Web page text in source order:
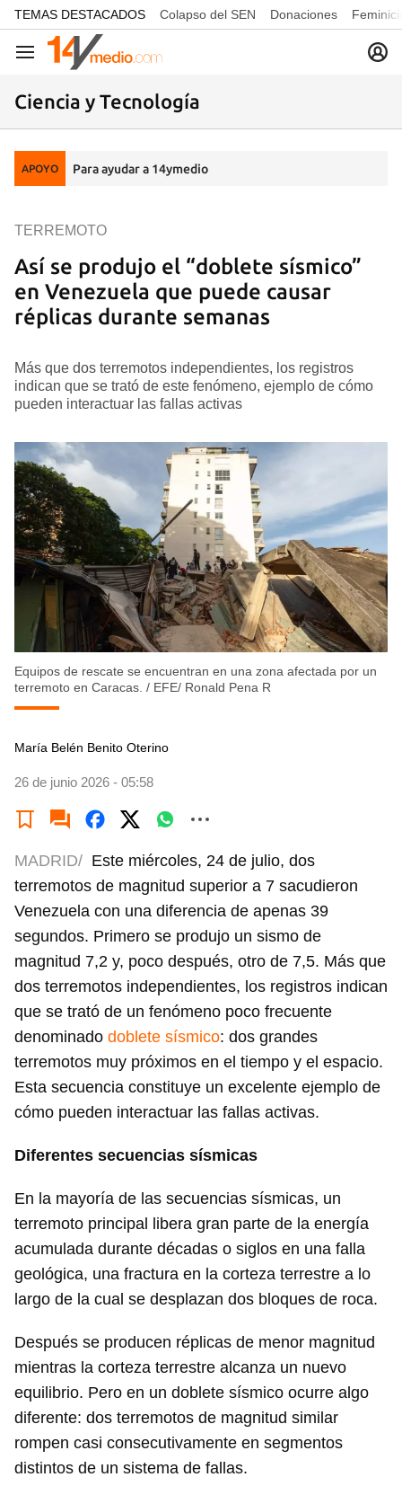
common.go-to-content
TEMAS DESTACADOS Colapso del SEN Donaciones
Navegación
Ciencia y Tecnología
APOYO Para ayudar a 14ymedio
Así se produjo el “doblete sísmico”
en Venezuela que puede causar
réplicas durante semanas
TERREMOTO
Más que dos terremotos independientes, los registros
indican que se trató de este fenómeno, ejemplo de cómo
pueden interactuar las fallas activas
Equipos de rescate se encuentran en una zona afectada por un
terremoto en Caracas. / EFE/ Ronald Pena R
María Belén Benito Oterino
26 de junio 2026 - 05:58
MADRID/ Este miércoles, 24 de julio, dos
terremotos de magnitud superior a 7 sacudieron
Venezuela con una diferencia de apenas 39
segundos. Primero se produjo un sismo de
magnitud 7,2 y, poco después, otro de 7,5. Más que
dos terremotos independientes, los registros indican
que se trató de un fenómeno poco frecuente
denominado doblete sísmico: dos grandes
terremotos muy próximos en el tiempo y el espacio.
Esta secuencia constituye un excelente ejemplo de
cómo pueden interactuar las fallas activas.
Diferentes secuencias sísmicas
En la mayoría de las secuencias sísmicas, un
terremoto principal libera gran parte de la energía
acumulada durante décadas o siglos en una falla
geológica, una fractura en la corteza terrestre a lo
largo de la cual se desplazan dos bloques de roca.
Después se producen réplicas de menor magnitud
mientras la corteza terrestre alcanza un nuevo
equilibrio. Pero en un doblete sísmico ocurre algo
diferente: dos terremotos de magnitud similar
rompen casi consecutivamente en segmentos
distintos de un sistema de fallas.